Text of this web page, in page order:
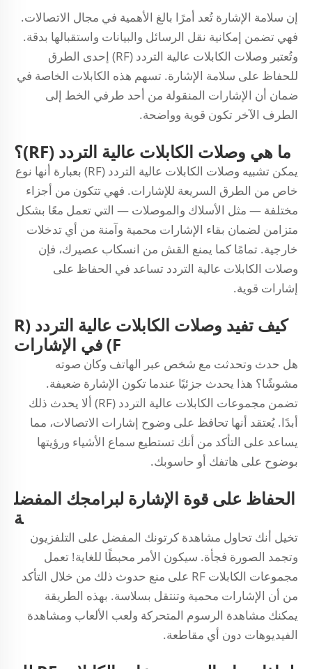
إن سلامة الإشارة تُعد أمرًا بالغ الأهمية في مجال الاتصالات.
فهي تضمن إمكانية نقل الرسائل والبيانات واستقبالها بدقة.
وتُعتبر وصلات الكابلات عالية التردد (RF) إحدى الطرق
للحفاظ على سلامة الإشارة. تسهم هذه الكابلات الخاصة في
ضمان أن الإشارات المنقولة من أحد طرفي الخط إلى
الطرف الآخر تكون قوية وواضحة.
ما هي وصلات الكابلات عالية التردد (RF)؟
يمكن تشبيه وصلات الكابلات عالية التردد (RF) بعبارة أنها نوع
خاص من الطرق السريعة للإشارات. فهي تتكون من أجزاء
مختلفة — مثل الأسلاك والموصلات — التي تعمل معًا بشكل
متزامن لضمان بقاء الإشارات محمية وآمنة من أي تدخلات
خارجية. تمامًا كما يمنع القش من انسكاب عصيرك، فإن
وصلات الكابلات عالية التردد تساعد في الحفاظ على
إشارات قوية.
كيف تفيد وصلات الكابلات عالية التردد (R
F) في الإشارات
هل حدث وتحدثت مع شخص عبر الهاتف وكان صوته
مشوشًا؟ هذا يحدث جزئيًا عندما تكون الإشارة ضعيفة.
تضمن مجموعات الكابلات عالية التردد (RF) ألا يحدث ذلك
أبدًا. يُعتقد أنها تحافظ على وضوح إشارات الاتصالات، مما
يساعد على التأكد من أنك تستطيع سماع الأشياء ورؤيتها
بوضوح على هاتفك أو حاسوبك.
الحفاظ على قوة الإشارة لبرامجك المفضل
ة
تخيل أنك تحاول مشاهدة كرتونك المفضل على التلفزيون
وتجمد الصورة فجأة. سيكون الأمر محبطًا للغاية! تعمل
مجموعات الكابلات RF على منع حدوث ذلك من خلال التأكد
من أن الإشارات محمية وتنتقل بسلاسة. بهذه الطريقة
يمكنك مشاهدة الرسوم المتحركة ولعب الألعاب ومشاهدة
الفيديوهات دون أي مقاطعة.